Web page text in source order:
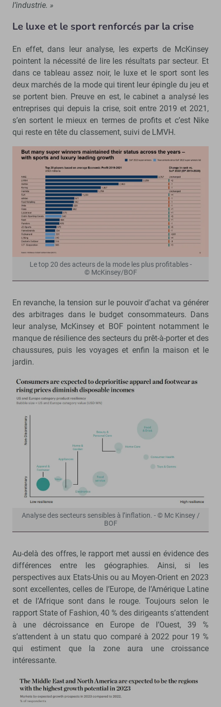
l’industrie. »
Le luxe et le sport renforcés par la crise
En effet, dans leur analyse, les experts de McKinsey
pointent la nécessité de lire les résultats par secteur. Et
dans ce tableau assez noir, le luxe et le sport sont les
deux marchés de la mode qui tirent leur épingle du jeu et
se portent bien. Preuve en est, le cabinet a analysé les
entreprises qui depuis la crise, soit entre 2019 et 2021,
s’en sortent le mieux en termes de profits et c’est Nike
qui reste en tête du classement, suivi de LMVH.
Le top 20 des acteurs de la mode les plus profitables -
© McKinsey/BOF
En revanche, la tension sur le pouvoir d’achat va générer
des arbitrages dans le budget consommateurs. Dans
leur analyse, McKinsey et BOF pointent notamment le
manque de résilience des secteurs du prêt-à-porter et des
chaussures, puis les voyages et enfin la maison et le
jardin.
Analyse des secteurs sensibles à l’inflation. - © Mc Kinsey /
BOF
Au-delà des offres, le rapport met aussi en évidence des
différences entre les géographies. Ainsi, si les
perspectives aux Etats-Unis ou au Moyen-Orient en 2023
sont excellentes, celles de l’Europe, de l’Amérique Latine
et de l’Afrique sont dans le rouge. Toujours selon le
rapport State of Fashion, 40 % des dirigeants s’attendent
à une décroissance en Europe de l’Ouest, 39 %
s’attendent à un statu quo comparé à 2022 pour 19 %
qui estiment que la zone aura une croissance
intéressante.